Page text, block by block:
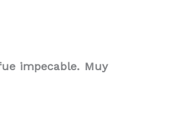
impecable. Muy